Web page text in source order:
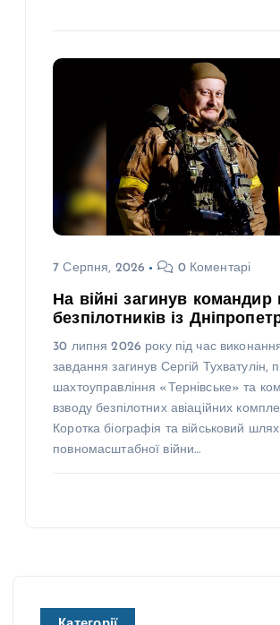
7 Серпня, 2026 0 Коментарі
На війні загинув командир
безпілотників із
30 липня 2026 року під час
завдання загинув Сергій Тухватулін,
шахтоуправління «Тернівське» та
взводу безпілотних авіаційних
Коротка біографія та військовий
повномасштабної війни…